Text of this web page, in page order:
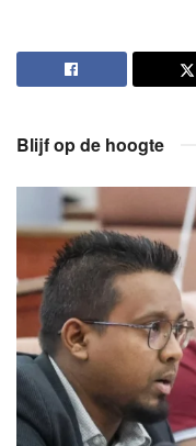
Blijf op de hoogte